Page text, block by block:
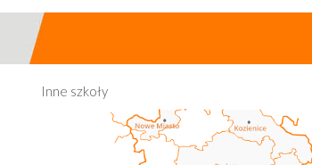
Inne szkoły